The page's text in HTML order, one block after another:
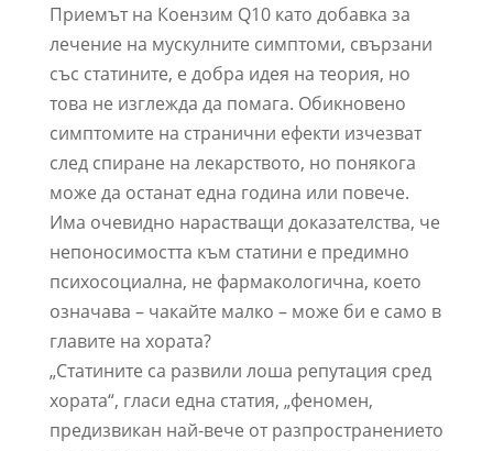
Приемът на Коензим Q10 като добавка за
лечение на мускулните симптоми, свързани
със статините, е добра идея на теория, но
това не изглежда да помага. Обикновено
симптомите на странични ефекти изчезват
след спиране на лекарството, но понякога
може да останат една година или повече.
Има очевидно нарастващи доказателства, че
непоносимостта към статини е предимно
психосоциална, не фармакологична, което
означава – чакайте малко – може би е само в
главите на хората?
„Статините са развили лоша репутация сред
хората“, гласи една статия, „феномен,
предизвикан най-вече от разпространението